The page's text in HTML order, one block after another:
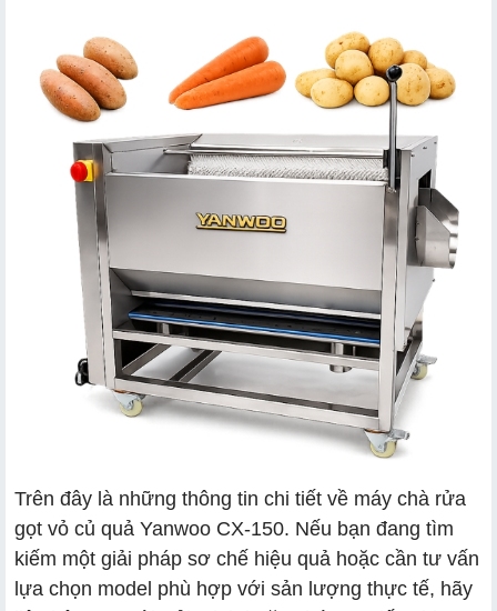
Trên đây là những thông tin chi tiết về máy chà rửa
gọt vỏ củ quả Yanwoo CX-150. Nếu bạn đang tìm
kiếm một giải pháp sơ chế hiệu quả hoặc cần tư vấn
lựa chọn model phù hợp với sản lượng thực tế, hãy